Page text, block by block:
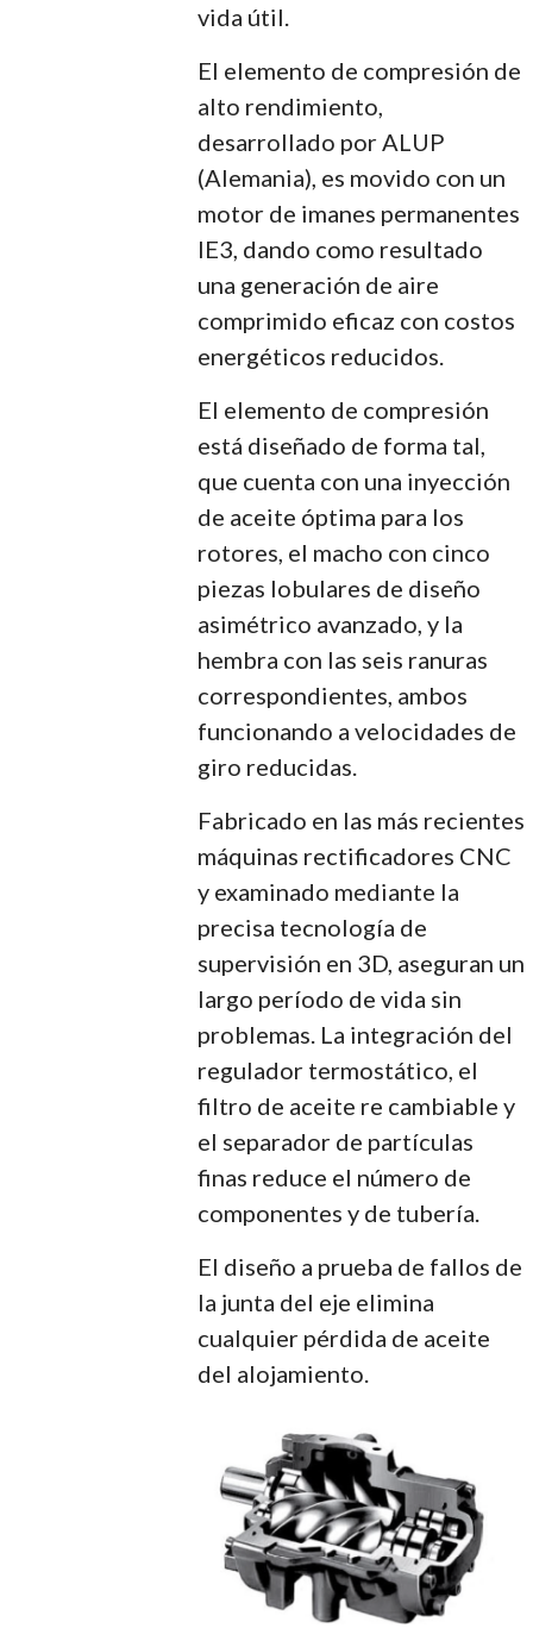
vida útil.
El elemento de compresión de
alto rendimiento,
desarrollado por ALUP
(Alemania), es movido con un
motor de imanes permanentes
IE3, dando como resultado
una generación de aire
comprimido eficaz con costos
energéticos reducidos.
El elemento de compresión
está diseñado de forma tal,
que cuenta con una inyección
de aceite óptima para los
rotores, el macho con cinco
piezas lobulares de diseño
asimétrico avanzado, y la
hembra con las seis ranuras
correspondientes, ambos
funcionando a velocidades de
giro reducidas.
Fabricado en las más recientes
máquinas rectificadores CNC
y examinado mediante la
precisa tecnología de
supervisión en 3D, aseguran un
largo período de vida sin
problemas. La integración del
regulador termostático, el
filtro de aceite re cambiable y
el separador de partículas
finas reduce el número de
componentes y de tubería.
El diseño a prueba de fallos de
la junta del eje elimina
cualquier pérdida de aceite
del alojamiento.